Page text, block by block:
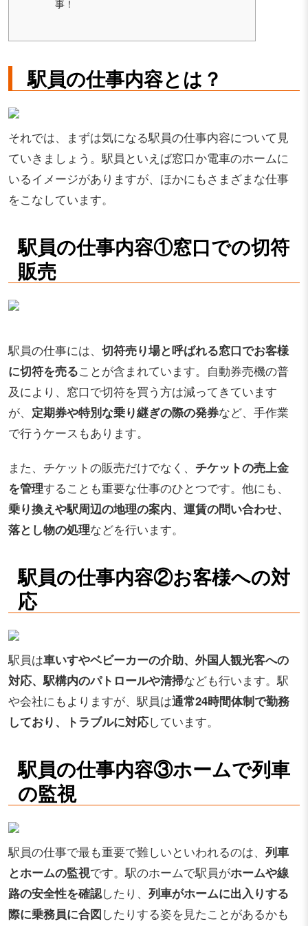
事！
駅員の仕事内容とは？
それでは、まずは気になる駅員の仕事内容について見
ていきましょう。駅員といえば窓口か電車のホームに
いるイメージがありますが、ほかにもさまざまな仕事
をこなしています。
駅員の仕事内容①窓口での切符
販売
駅員の仕事には、 切符売り場と呼ばれる窓口でお客様
に切符を売ることが含まれています。自動券売機の普
及により、窓口で切符を買う方は減ってきています
が、 定期券や特別な乗り継ぎの際の発券など、手作業
で行うケースもあります。
また、チケットの販売だけでなく、 チケットの売上金
を管理することも重要な仕事のひとつです。他にも、
乗り換えや駅周辺の地理の案内、運賃の問い合わせ、
落とし物の処理などを行います。
駅員の仕事内容②お客様への対
応
駅員は車いすやベビーカーの介助、外国人観光客への
対応、駅構内のパトロールや清掃なども行います。駅
や会社にもよりますが、駅員は通常24時間体制で勤務
しており、トラブルに対応しています。
駅員の仕事内容③ホームで列車
の監視
駅員の仕事で最も重要で難しいといわれるのは、 列車
とホームの監視です。駅のホームで駅員がホームや線
路の安全性を確認したり、 列車がホームに出入りする
際に乗務員に合図したりする姿を見たことがあるかも